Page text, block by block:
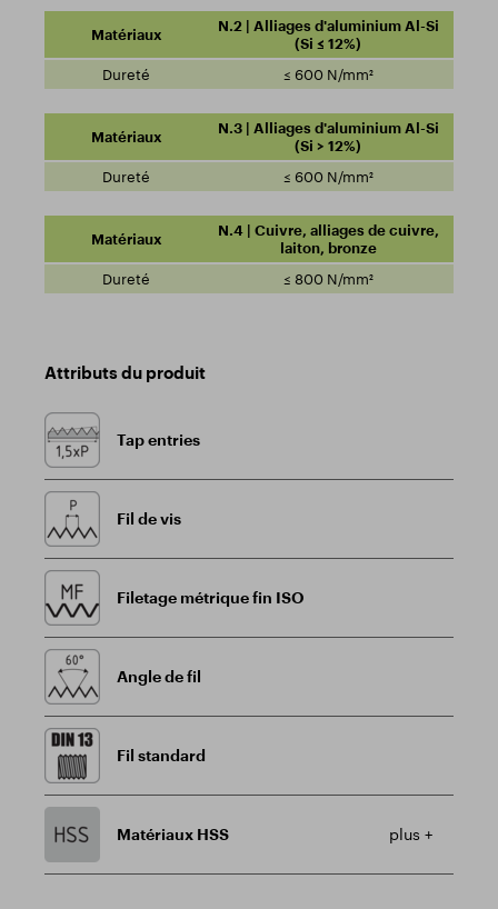
N.2 | Alliages d'aluminium Al-Si
(Si ≤ 12%)
≤ 600 N/mm²
N.3 | Alliages d'aluminium Al-Si
(Si > 12%)
≤ 600 N/mm²
N.4 | Cuivre, alliages de cuivre,
laiton, bronze
≤ 800 N/mm²
Attributs du produit
Tap entries
Fil de vis
Filetage métrique fin ISO
Angle de fil
Fil standard
Matériaux HSS plus +